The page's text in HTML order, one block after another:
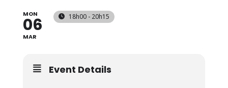
MON
06
MAR
18h00 - 20h15
Event Details